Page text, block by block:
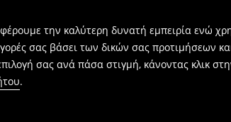
την καλύτερη δυνατή εμπειρία ενώ
σας βάσει των δικών σας προτιμήσεων
σας ανά πάσα στιγμή, κάνοντας κλικ
.